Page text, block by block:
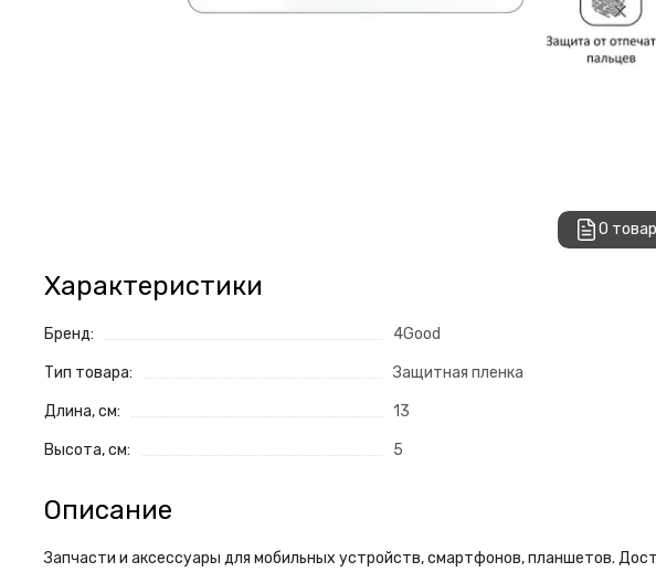
О
Характеристики
Бренд: 4Good
Тип товара: Защитная пленка
Длина, см: 13
Высота, см: 5
Описание
Запчасти и аксессуары для мобильных устройств, смартфонов, планшетов.